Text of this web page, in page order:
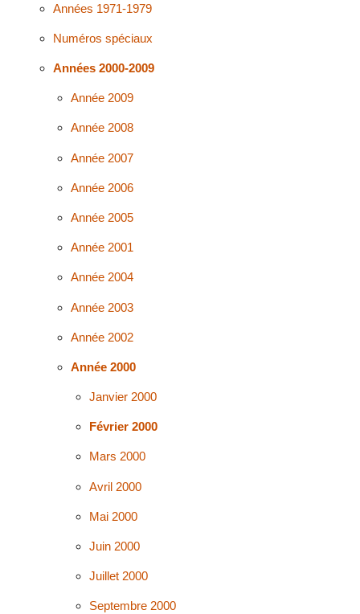
Années 1971-1979
Numéros spéciaux
Années 2000-2009
Année 2009
Année 2008
Année 2007
Année 2006
Année 2005
Année 2001
Année 2004
Année 2003
Année 2002
Année 2000
Janvier 2000
Février 2000
Mars 2000
Avril 2000
Mai 2000
Juin 2000
Juillet 2000
Septembre 2000